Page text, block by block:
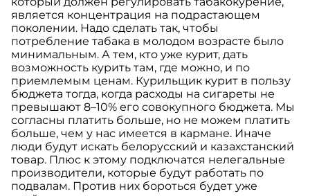
является концентрация на подрастающем
поколении. Надо сделать так, чтобы
потребление табака в молодом возрасте было
минимальным. А тем, кто уже курит, дать
возможность курить там, где можно, и по
приемлемым ценам. Курильщик курит в пользу
бюджета тогда, когда расходы на сигареты не
превышают 8–10% его совокупного бюджета. Мы
согласны платить больше, но не можем платить
больше, чем у нас имеется в кармане. Иначе
люди будут искать белорусский и казахстанский
товар. Плюс к этому подключатся нелегальные
производители, которые будут работать по
подвалам. Против них бороться будет уже